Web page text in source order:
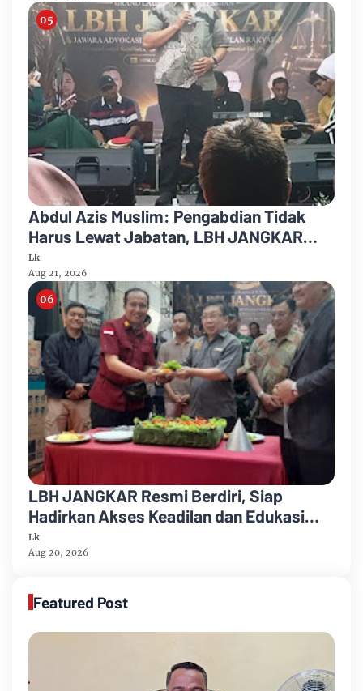
Abdul Azis Muslim: Pengabdian Tidak
Harus Lewat Jabatan, LBH JANGKAR
Jadi Jalan Mengabdi untuk Masyarakat
Lk
Aug 21, 2026
LBH JANGKAR Resmi Berdiri, Siap
Hadirkan Akses Keadilan dan Edukasi
Hukum bagi Masyarakat
Lk
Aug 20, 2026
Featured Post